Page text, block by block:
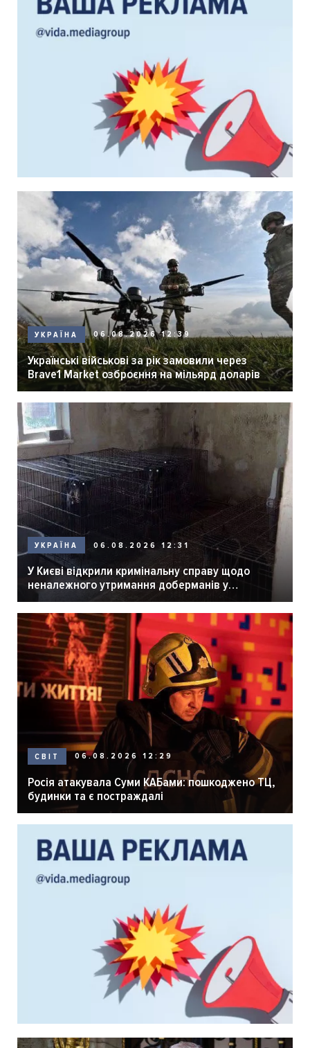
УКРАЇНА 06.08.2026 12:39
Українські військові за рік замовили через
Brave1 Market озброєння на мільярд доларів
УКРАЇНА 06.08.2026 12:31
У Києві відкрили кримінальну справу щодо
неналежного утримання доберманів у
розпліднику
СВІТ 06.08.2026 12:29
Росія атакувала Суми КАБами: пошкоджено ТЦ,
будинки та є постраждалі